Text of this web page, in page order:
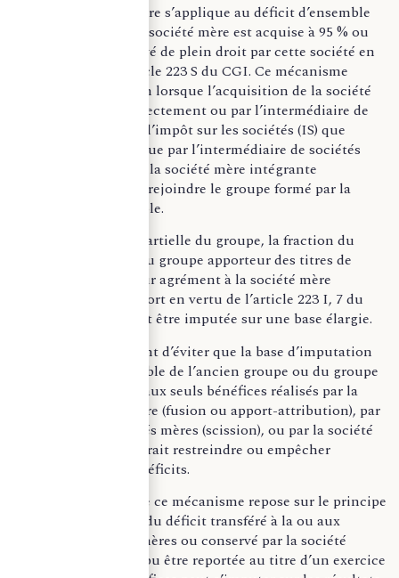
Un dispositif similaire s’applique au déficit d’ensemble
d’un groupe dont la société mère est acquise à 95 % ou
plus, qui est conservé de plein droit par cette société en
application de l’article 223 S du CGI. Ce mécanisme
s’applique aussi bien lorsque l’acquisition de la société
mère est réalisée directement ou par l’intermédiaire de
sociétés soumises à l’impôt sur les sociétés (IS) que
lorsqu’elle est obtenue par l’intermédiaire de sociétés
établies à l’étranger, la société mère intégrante
choisissant alors de rejoindre le groupe formé par la
société qui la contrôle.
En cas de scission partielle du groupe, la fraction du
déficit d’ensemble du groupe apporteur des titres de
filiales, transférée sur agrément à la société mère
bénéficiaire de l’apport en vertu de l’article 223 I, 7 du
CGI, peut également être imputée sur une base élargie.
Ces règles permettent d’éviter que la base d’imputation
des déficits d’ensemble de l’ancien groupe ou du groupe
apporteur se limite aux seuls bénéfices réalisés par la
nouvelle société mère (fusion ou apport-attribution), par
les nouvelles sociétés mères (scission), ou par la société
acquise, ce qui pourrait restreindre ou empêcher
l’utilisation de ces déficits.
La mise en œuvre de ce mécanisme repose sur le principe
suivant : la fraction du déficit transféré à la ou aux
nouvelles sociétés mères ou conservé par la société
acquise qui n’a pas pu être reportée au titre d’un exercice